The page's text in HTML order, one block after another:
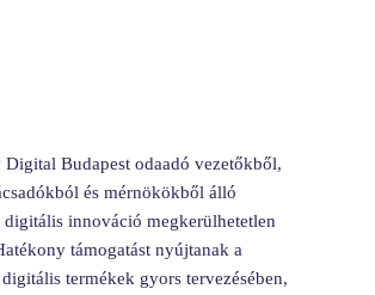
Budapest odaadó vezetőkből,
és mérnökökből álló
digitális innováció megkerülhetetlen
támogatást nyújtanak a
termékek gyors tervezésében,